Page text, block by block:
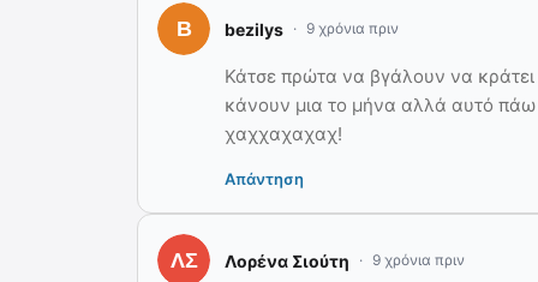
bezilys 9 χρόνια πριν
Κάτσε πρώτα να βγάλουν να κράτει
κάνουν μια το μήνα αλλά αυτό πάω
χαχχαχαχαχ!
Απάντηση
Λορένα Σιούτη 9 χρόνια πριν